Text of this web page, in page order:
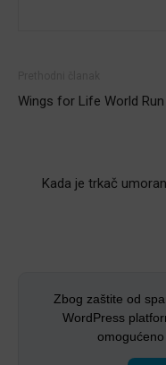
Wings for Life World
Kada je trkač
Zbog zaštite od
WordPress